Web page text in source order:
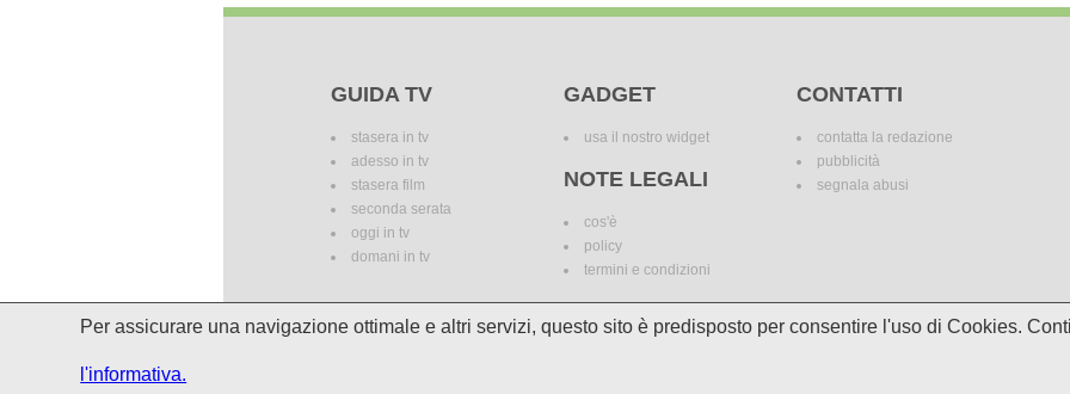
GUIDA TV
stasera in tv
adesso in tv
stasera film
seconda serata
oggi in tv
domani in tv
GADGET
usa il nostro widget
NOTE LEGALI
cos'è
policy
termini e condizioni
CONTATTI
contatta la redazione
pubblicità
segnala abusi
I palinsesti potrebbero subire delle variazioni. I marchi dei canali televisivi appartengono ai legittimi proprietari. Le
incomplete e/o errate.
Per assicurare una navigazione ottimale e altri servizi, questo sito è predisposto per consentire l'uso di Cookies.
l'informativa.